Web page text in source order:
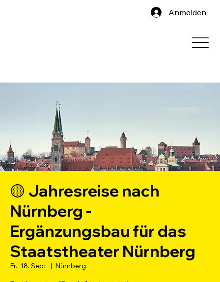
Anmelden
🟡 Jahresreise nach
Nürnberg -
Ergänzungsbau für das
Staatstheater Nürnberg
Fr., 18. Sept.
  |
Nürnberg